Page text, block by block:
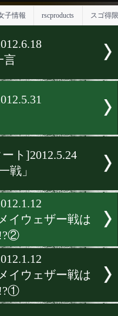
習動画 ランキング
のニュース
]2012.6.18
一言
]2012.5.31
タート
筆一戦」
]2012.1.12